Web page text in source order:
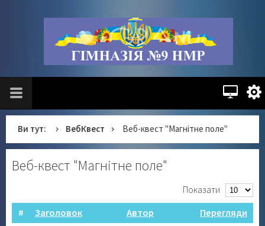
Ви тут: ВебКвест Веб-квест "Магнітне поле"
Веб-квест "Магнітне поле"
Показати
# Заголовок Автор Перегляди